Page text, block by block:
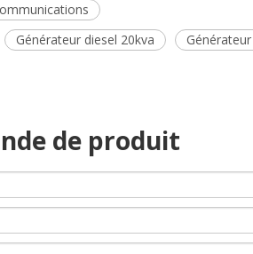
Générateur diesel 20kva
de produit